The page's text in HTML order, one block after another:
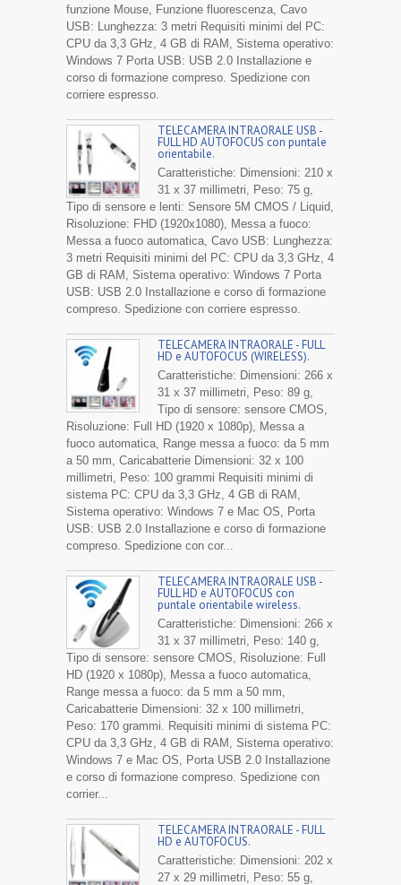
funzione Mouse, Funzione fluorescenza, Cavo
USB: Lunghezza: 3 metri Requisiti minimi del PC:
CPU da 3,3 GHz, 4 GB di RAM, Sistema operativo:
Windows 7 Porta USB: USB 2.0 Installazione e
corso di formazione compreso. Spedizione con
corriere espresso.
TELECAMERA INTRAORALE USB -
FULL HD AUTOFOCUS con puntale
orientabile.
Caratteristiche: Dimensioni: 210 x
31 x 37 millimetri, Peso: 75 g,
Tipo di sensore e lenti: Sensore 5M CMOS / Liquid,
Risoluzione: FHD (1920x1080), Messa a fuoco:
Messa a fuoco automatica, Cavo USB: Lunghezza:
3 metri Requisiti minimi del PC: CPU da 3,3 GHz, 4
GB di RAM, Sistema operativo: Windows 7 Porta
USB: USB 2.0 Installazione e corso di formazione
compreso. Spedizione con corriere espresso.
TELECAMERA INTRAORALE - FULL
HD e AUTOFOCUS (WIRELESS).
Caratteristiche: Dimensioni: 266 x
31 x 37 millimetri, Peso: 89 g,
Tipo di sensore: sensore CMOS,
Risoluzione: Full HD (1920 x 1080p), Messa a
fuoco automatica, Range messa a fuoco: da 5 mm
a 50 mm, Caricabatterie Dimensioni: 32 x 100
millimetri, Peso: 100 grammi Requisiti minimi di
sistema PC: CPU da 3,3 GHz, 4 GB di RAM,
Sistema operativo: Windows 7 e Mac OS, Porta
USB: USB 2.0 Installazione e corso di formazione
compreso. Spedizione con cor...
TELECAMERA INTRAORALE USB -
FULL HD e AUTOFOCUS con
puntale orientabile wireless.
Caratteristiche: Dimensioni: 266 x
31 x 37 millimetri, Peso: 140 g,
Tipo di sensore: sensore CMOS, Risoluzione: Full
HD (1920 x 1080p), Messa a fuoco automatica,
Range messa a fuoco: da 5 mm a 50 mm,
Caricabatterie Dimensioni: 32 x 100 millimetri,
Peso: 170 grammi. Requisiti minimi di sistema PC:
CPU da 3,3 GHz, 4 GB di RAM, Sistema operativo:
Windows 7 e Mac OS, Porta USB 2.0 Installazione
e corso di formazione compreso. Spedizione con
corrier...
TELECAMERA INTRAORALE - FULL
HD e AUTOFOCUS.
Caratteristiche: Dimensioni: 202 x
27 x 29 millimetri, Peso: 55 g,